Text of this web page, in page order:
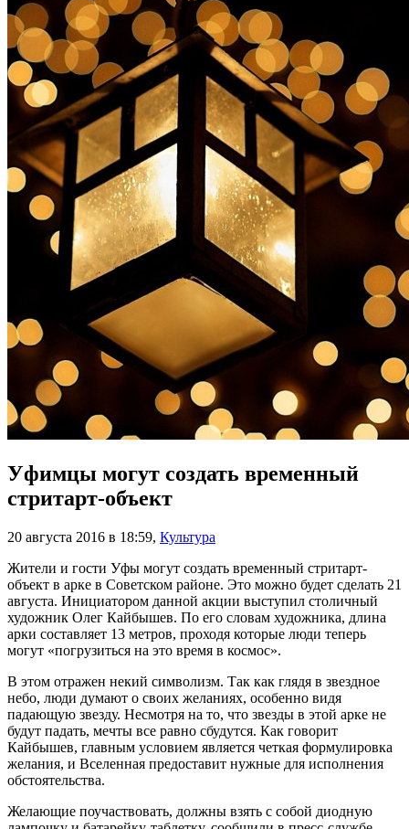
Уфимцы могут создать временный
стритарт-объект
20 августа 2016 в 18:59, Культура
Жители и гости Уфы могут создать временный стритарт-
объект в арке в Советском районе. Это можно будет сделать 21
августа. Инициатором данной акции выступил столичный
художник Олег Кайбышев. По его словам художника, длина
арки составляет 13 метров, проходя которые люди теперь
могут «погрузиться на это время в космос».
В этом отражен некий символизм. Так как глядя в звездное
небо, люди думают о своих желаниях, особенно видя
падающую звезду. Несмотря на то, что звезды в этой арке не
будут падать, мечты все равно сбудутся. Как говорит
Кайбышев, главным условием является четкая формулировка
желания, и Вселенная предоставит нужные для исполнения
обстоятельства.
Желающие поучаствовать, должны взять с собой диодную